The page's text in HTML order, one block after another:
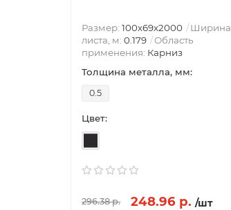
Размер: 100х69х2000
Ширина
листа, м: 0.179
Область
применения: Карниз
Толщина металла, мм:
0.5
Цвет:
296.38 р. 248.96 р. /шт